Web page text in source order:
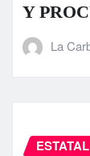
Y
La
ESTATAL